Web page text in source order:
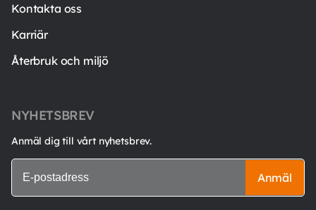
Kontakta oss
Karriär
Återbruk och miljö
NYHETSBREV
Anmäl dig till vårt nyhetsbrev.
Anmäl